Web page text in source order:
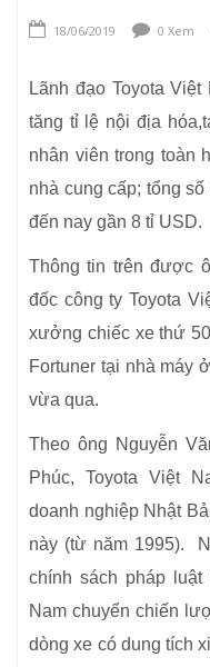
18/06/2019 0 Xem
Lãnh đạo Toyota
tăng tỉ lệ nội địa
nhân viên trong toàn
nhà cung cấp; tổng
đến nay gần 8 tỉ USD.
Thông tin trên được
đốc công ty Toyota
xưởng chiếc xe thứ
Fortuner tại nhà máy
vừa qua.
Theo ông Nguyễn
Phúc, Toyota Việt
doanh nghiệp Nhật
này (từ năm 1995).
chính sách pháp luật
Nam chuyển chiến
dòng xe có dung tích